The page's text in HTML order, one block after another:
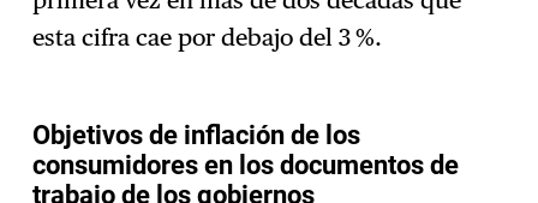
esta cifra cae por debajo del 3 %.